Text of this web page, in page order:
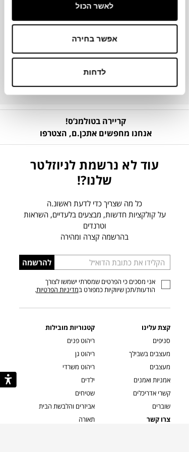
לאשר הכול
אפשר בחירה
לדחות
פרטים נוספים
ניקיון ותחזוקה
קריירה בטולמנ’ס!
אנחנו מחפשים אתכן.ם, הצטרפו
עוד לא נרשמת לניוזלטר
שלנו?!
כל מה שצריך כדי לדעת ראשונ.ה
על קולקציות חדשות, מבצעים בלעדיים, השראות
וטרנדים
בהרשמה קצרה ומהירה
הכניסו
כתובת
דוא”ל
להרשמה
אני מסכים כי הפרטים שמסרתי ישמשו לצורך
הודעות/תכן שיווקיות כמפורט במדיניות הפרטיות.
קצת עלינו
סניפים
מעצבים בשבילך
מעצבים
אמניות ואמנים
קשרי אדריכלים
שוברים
צרו קשר
קטגוריות מובילות
ריהוט פנים
ריהוט גן
ריהוט משרדי
ילדים
שטיחים
אביזרים והלבשת הבית
תאורה